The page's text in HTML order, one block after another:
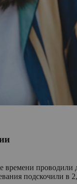
проводили
подскочили